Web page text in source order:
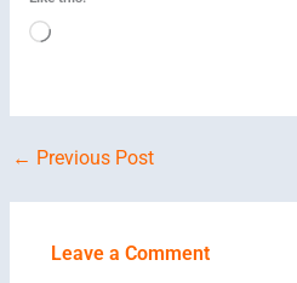
Loading…
← Previous Post
Leave a Comment